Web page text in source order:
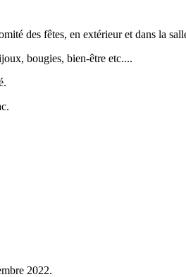
des fêtes, en extérieur et dans la
bougies, bien-être etc....
2022.